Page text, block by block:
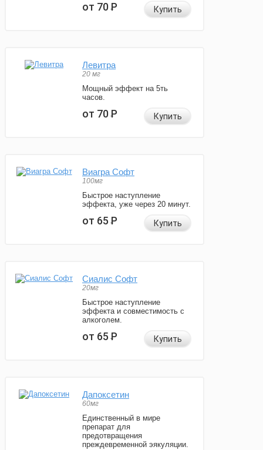
от 70Р Купить
Левитра
20 мг
Мощный эффект на 5ть
часов.
от 70Р Купить
Виагра Софт
100мг
Быстрое наступление
эффекта, уже через 20 минут.
от 65Р Купить
Сиалис Софт
20мг
Быстрое наступление
эффекта и совместимость с
алкоголем.
от 65Р Купить
Дапоксетин
60мг
Единственный в мире
препарат для
предотвращения
преждевременной эякуляции.